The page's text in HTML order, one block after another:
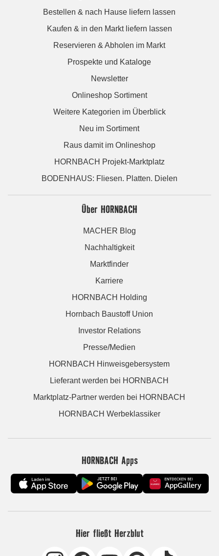
Bestellen & nach Hause liefern lassen
Kaufen & in den Markt liefern lassen
Reservieren & Abholen im Markt
Prospekte und Kataloge
Newsletter
Onlineshop Sortiment
Weitere Kategorien im Überblick
Neu im Sortiment
Raus damit im Onlineshop
HORNBACH Projekt-Marktplatz
BODENHAUS: Fliesen. Platten. Dielen
Über HORNBACH
MACHER Blog
Nachhaltigkeit
Marktfinder
Karriere
HORNBACH Holding
Hornbach Baustoff Union
Investor Relations
Presse/Medien
HORNBACH Hinweisgebersystem
Lieferant werden bei HORNBACH
Marktplatz-Partner werden bei HORNBACH
HORNBACH Werbeklassiker
HORNBACH Apps
Hier fließt Herzblut